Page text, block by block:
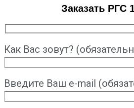
Заказать РГС
Как Вас зовут?
Введите Ваш e-mail